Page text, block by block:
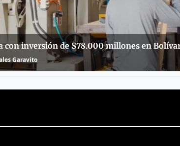
con inversión de $78.000 millones en
Garavito